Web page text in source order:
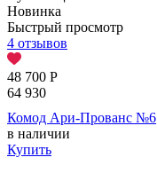
Новинка
Быстрый просмотр
4 отзывов
48 700 Р
64 930
Комод Ари-Прованс №6
в наличии
Купить